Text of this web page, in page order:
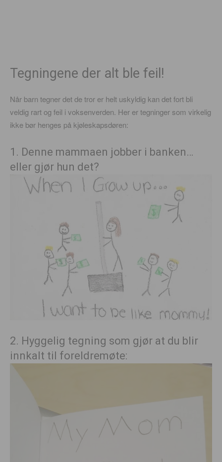
Tegningene der alt ble feil!
Når barn tegner det de tror er helt uskyldig kan det fort bli
veldig rart og feil i voksenverden. Her er tegninger som virkelig
ikke bør henges på kjøleskapsdøren:
1. Denne mammaen jobber i banken…
eller gjør hun det?
2. Hyggelig tegning som gjør at du blir
innkalt til foreldremøte: